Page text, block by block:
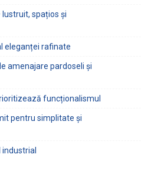
spațios și
eleganței rafinate
amenajare pardoseli și
funcționalismul
pentru simplitate și